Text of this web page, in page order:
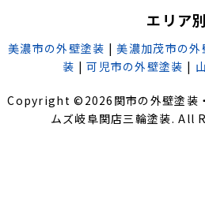
エリア別
美濃市の外壁塗装 |美濃加茂市の外
装 |可児市の外壁塗装 |
Copyright © 2026 関市の外壁塗装
ムズ岐阜関店三輪塗装. All